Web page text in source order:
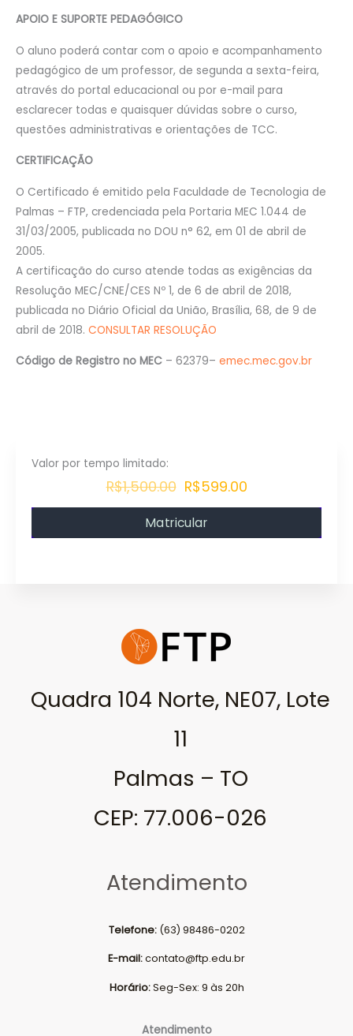
APOIO E SUPORTE PEDAGÓGICO
O aluno poderá contar com o apoio e acompanhamento
pedagógico de um professor, de segunda a sexta-feira,
através do portal educacional ou por e-mail para
esclarecer todas e quaisquer dúvidas sobre o curso,
questões administrativas e orientações de TCC.
CERTIFICAÇÃO
O Certificado é emitido pela Faculdade de Tecnologia de
Palmas – FTP, credenciada pela Portaria MEC 1.044 de
31/03/2005, publicada no DOU n° 62, em 01 de abril de
2005.
A certificação do curso atende todas as exigências da
Resolução MEC/CNE/CES Nº 1, de 6 de abril de 2018,
publicada no Diário Oficial da União, Brasília, 68, de 9 de
abril de 2018. CONSULTAR RESOLUÇÃO
Código de Registro no MEC – 62379– emec.mec.gov.br
R$1,500.00 R$599.00
Matricular
Quadra 104 Norte, NE07, Lote
11
Palmas – TO
CEP: 77.006-026
Atendimento
Telefone: (63) 98486-0202
E-mail:contato@ftp.edu.br
Horário:Seg-Sex: 9 às 20h
Atendimento